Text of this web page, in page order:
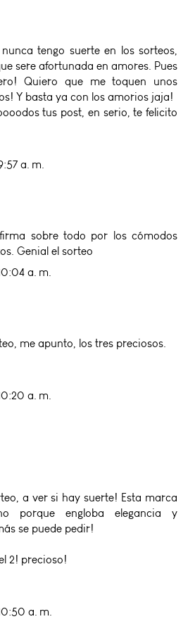
tengo suerte en los sorteos,
sere afortunada en amores. Pues
Quiero que me toquen unos
Y basta ya con los amorios jaja!
tus post, en serio, te felicito
a. m.
sobre todo por los cómodos
Genial el sorteo
a. m.
me apunto, los tres preciosos.
a. m.
a ver si hay suerte! Esta marca
porque engloba elegancia y
se puede pedir!
2! precioso!
a. m.